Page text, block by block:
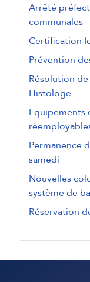
Arrêté
communales
Certification
Prévention
Résolution
Histologe
Equipements
Permanence
samedi
Nouvelles
système de
Réservation